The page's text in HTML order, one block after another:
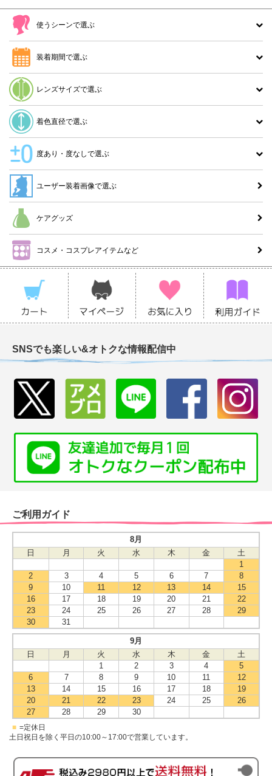
使うシーンで選ぶ
装着期間で選ぶ
レンズサイズで選ぶ
着色直径で選ぶ
度あり・度なしで選ぶ
ユーザー装着画像で選ぶ
ケアグッズ
コスメ・コスプレアイテムなど
SNSでも楽しい&オトクな情報配信中
ご利用ガイド
8月
日
月 火 水 木 金
土
1
2
3 4 5 6 7
8
9
10 11 12 13 14
15
16
17 18 19 20 21
22
23
24 25 26 27 28
29
30
31
9月
日
月 火 水 木 金
土
1
2 3 4
5
6
7 8 9 10 11
12
13
14 15 16 17 18
19
20
21 22 23 24 25
26
27
28 29 30
■ =定休日
土日祝日を除く平日の10:00～17:00で営業しています。